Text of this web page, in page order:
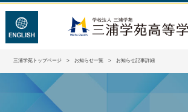
三浦学苑トップページ >お知らせ一覧 > お知らせ記事詳細